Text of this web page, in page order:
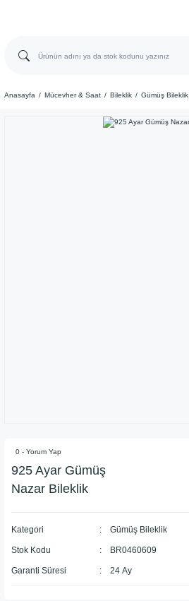
Anasayfa Mücevher & Saat Bileklik Gümüş Bileklik
0 - Yorum Yap
925 Ayar Gümüş
Nazar Bileklik
Kategori Gümüş Bileklik
Stok Kodu BR0460609
Garanti Süresi 24 Ay